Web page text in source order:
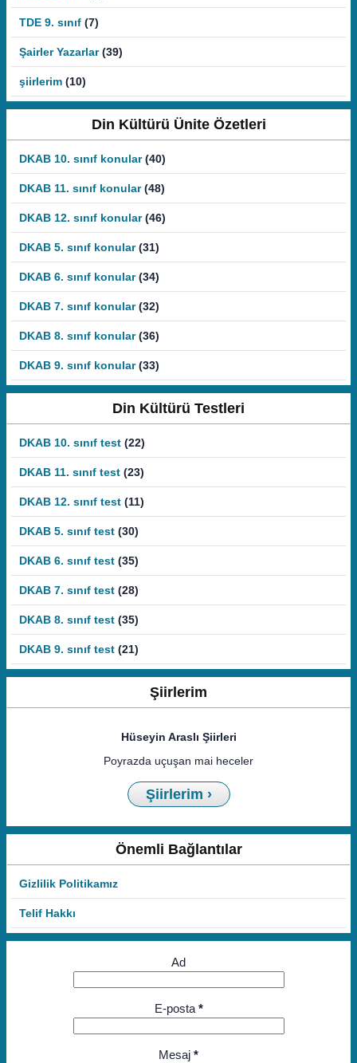
TDE 9. sınıf (7)
Şairler Yazarlar (39)
şiirlerim (10)
Din Kültürü Ünite Özetleri
DKAB 10. sınıf konular (40)
DKAB 11. sınıf konular (48)
DKAB 12. sınıf konular (46)
DKAB 5. sınıf konular (31)
DKAB 6. sınıf konular (34)
DKAB 7. sınıf konular (32)
DKAB 8. sınıf konular (36)
DKAB 9. sınıf konular (33)
Din Kültürü Testleri
DKAB 10. sınıf test (22)
DKAB 11. sınıf test (23)
DKAB 12. sınıf test (11)
DKAB 5. sınıf test (30)
DKAB 6. sınıf test (35)
DKAB 7. sınıf test (28)
DKAB 8. sınıf test (35)
DKAB 9. sınıf test (21)
Şiirlerim
Hüseyin Araslı Şiirleri
Poyrazda uçuşan mai heceler
Şiirlerim ›
Önemli Bağlantılar
Gizlilik Politikamız
Telif Hakkı
Ad
E-posta *
Mesaj *